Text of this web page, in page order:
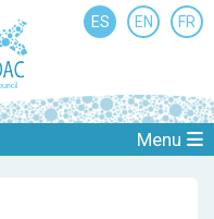
ES EN FR
Menu